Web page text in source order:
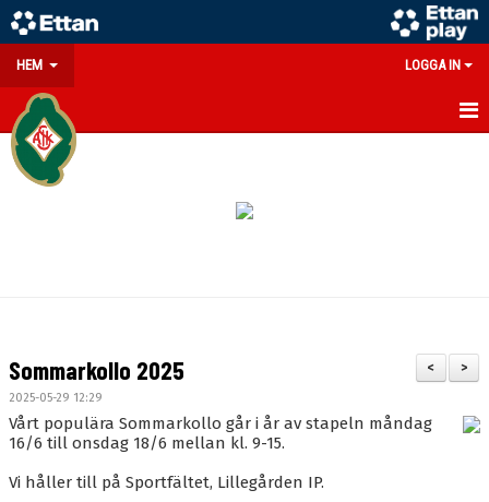
HEM LOGGA IN
GÅ PÅ MATCH
DOKUMENT
MEDLEMSINFO
BLI MEDLEM
>
<
Sommarkollo 2025
2025-05-29 12:29
Vårt populära Sommarkollo går i år av stapeln måndag
16/6 till onsdag 18/6 mellan kl. 9-15.
Vi håller till på Sportfältet, Lillegården IP.